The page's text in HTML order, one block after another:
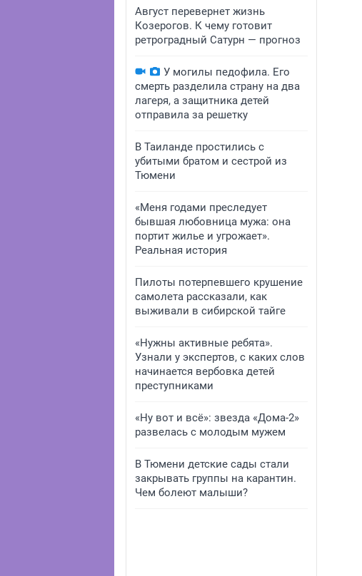
Август перевернет жизнь
Козерогов. К чему готовит
ретроградный Сатурн — прогноз
У могилы педофила. Его
смерть разделила страну на два
лагеря, а защитника детей
отправила за решетку
В Таиланде простились с
убитыми братом и сестрой из
Тюмени
«Меня годами преследует
бывшая любовница мужа: она
портит жилье и угрожает».
Реальная история
Пилоты потерпевшего крушение
самолета рассказали, как
выживали в сибирской тайге
«Нужны активные ребята».
Узнали у экспертов, с каких слов
начинается вербовка детей
преступниками
«Ну вот и всё»: звезда «Дома-2»
развелась с молодым мужем
В Тюмени детские сады стали
закрывать группы на карантин.
Чем болеют малыши?